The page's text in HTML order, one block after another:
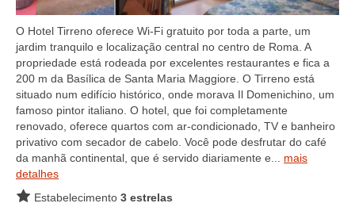
O Hotel Tirreno oferece Wi-Fi gratuito por toda a parte, um
jardim tranquilo e localização central no centro de Roma. A
propriedade está rodeada por excelentes restaurantes e fica a
200 m da Basílica de Santa Maria Maggiore. O Tirreno está
situado num edifício histórico, onde morava Il Domenichino, um
famoso pintor italiano. O hotel, que foi completamente
renovado, oferece quartos com ar-condicionado, TV e banheiro
privativo com secador de cabelo. Você pode desfrutar do café
da manhã continental, que é servido diariamente e... mais
detalhes
Estabelecimento 3 estrelas